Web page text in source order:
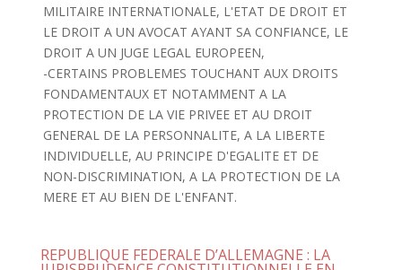
MILITAIRE INTERNATIONALE, L'ETAT DE DROIT ET
LE DROIT A UN AVOCAT AYANT SA CONFIANCE, LE
DROIT A UN JUGE LEGAL EUROPEEN,
-CERTAINS PROBLEMES TOUCHANT AUX DROITS
FONDAMENTAUX ET NOTAMMENT A LA
PROTECTION DE LA VIE PRIVEE ET AU DROIT
GENERAL DE LA PERSONNALITE, A LA LIBERTE
INDIVIDUELLE, AU PRINCIPE D'EGALITE ET DE
NON-DISCRIMINATION, A LA PROTECTION DE LA
MERE ET AU BIEN DE L'ENFANT.
REPUBLIQUE FEDERALE D’ALLEMAGNE : LA